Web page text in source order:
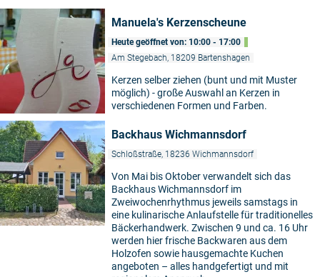
Manuela's Kerzenscheune
Heute geöffnet von: 10:00 - 17:00
Am Stegebach, 18209 Bartenshagen
Kerzen selber ziehen (bunt und mit Muster
möglich) - große Auswahl an Kerzen in
verschiedenen Formen und Farben.
Backhaus Wichmannsdorf
Schloßstraße, 18236 Wichmannsdorf
Von Mai bis Oktober verwandelt sich das
Backhaus Wichmannsdorf im
Zweiwochenrhythmus jeweils samstags in
eine kulinarische Anlaufstelle für traditionelles
Bäckerhandwerk. Zwischen 9 und ca. 16 Uhr
werden hier frische Backwaren aus dem
Holzofen sowie hausgemachte Kuchen
angeboten – alles handgefertigt und mit